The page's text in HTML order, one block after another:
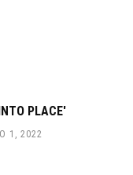
PLACE'
1, 2022